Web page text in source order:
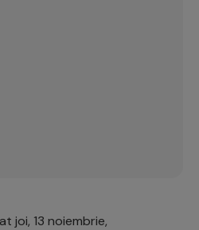
joi, 13 noiembrie,